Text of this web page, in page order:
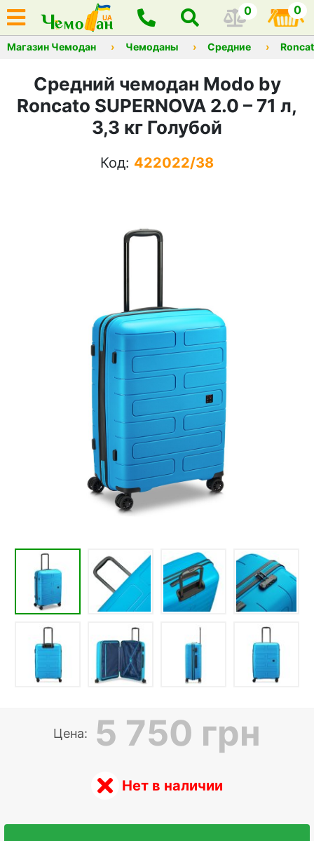
0 0
Магазин Чемодан Чемоданы Средние
Средний чемодан Modo by
Roncato SUPERNOVA 2.0 – 71 л,
3,3 кг Голубой
Код: 422022/38
Цена: 5 750 грн
Нет в наличии